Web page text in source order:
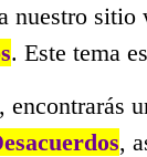
nuestro sitio
. Este tema
encontrarás
,